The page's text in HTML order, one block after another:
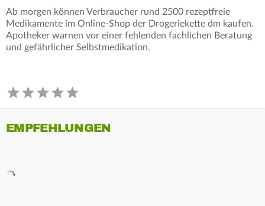
Ab morgen können Verbraucher rund 2500 rezeptfreie
Medikamente im Online-Shop der Drogeriekette dm kaufen.
Apotheker warnen vor einer fehlenden fachlichen Beratung
und gefährlicher Selbstmedikation.
EMPFEHLUNGEN